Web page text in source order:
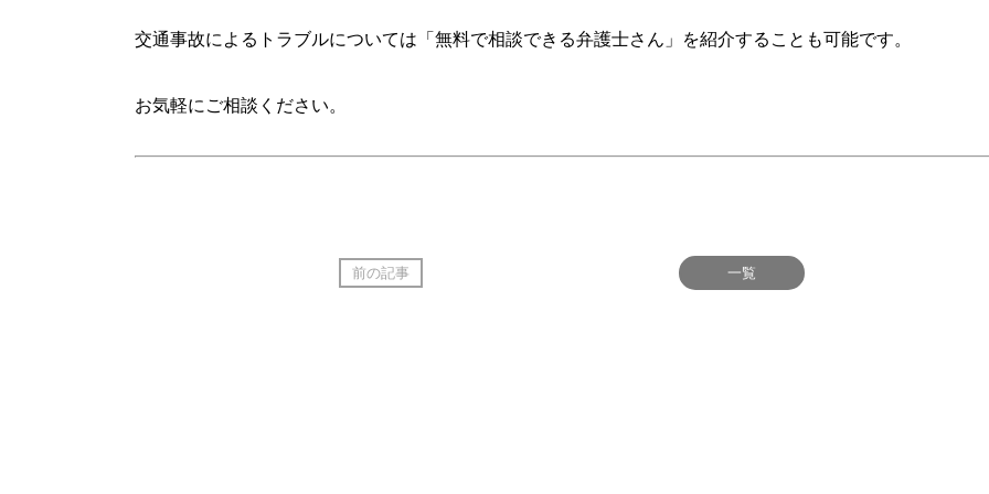
交通事故によるトラブルについては「無料で相談できる弁護士さん」を紹介することも可能です。
お気軽にご相談ください。
前の記事 一覧